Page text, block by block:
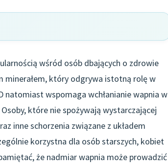
wśród osób dbających o zdrowie
minerałem, który odgrywa istotną rolę w
natomiast wspomaga wchłanianie wapnia w
które nie spożywają wystarczającej
inne schorzenia związane z układem
korzystna dla osób starszych, kobiet
że nadmiar wapnia może prowadzić